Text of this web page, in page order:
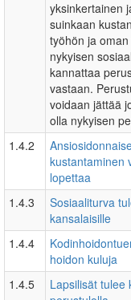
yksinkertainen
suinkaan
työhön ja
nykyisen
kannattaa
vastaan.
voidaan jättää
olla nykyisen
1.4.2
kustantaminen
lopettaa
1.4.3
Sosiaaliturva
kansalaisille
1.4.4
hoidon kuluja
1.4.5
Lapsilisät tulee